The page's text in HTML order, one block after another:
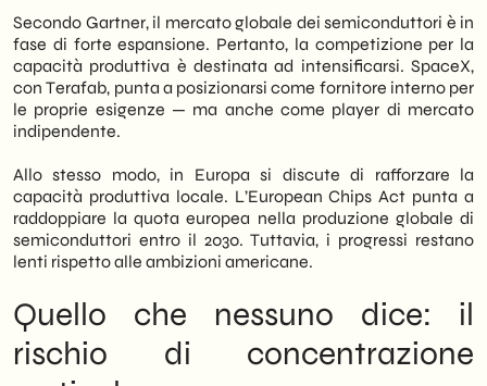
Secondo Gartner, il mercato globale dei semiconduttori è in
fase di forte espansione. Pertanto, la competizione per la
capacità produttiva è destinata ad intensificarsi. SpaceX,
con Terafab, punta a posizionarsi come fornitore interno per
le proprie esigenze — ma anche come player di mercato
indipendente.
Allo stesso modo, in Europa si discute di rafforzare la
capacità produttiva locale. L’European Chips Act punta a
raddoppiare la quota europea nella produzione globale di
semiconduttori entro il 2030. Tuttavia, i progressi restano
lenti rispetto alle ambizioni americane.
Quello che nessuno dice: il
rischio di concentrazione